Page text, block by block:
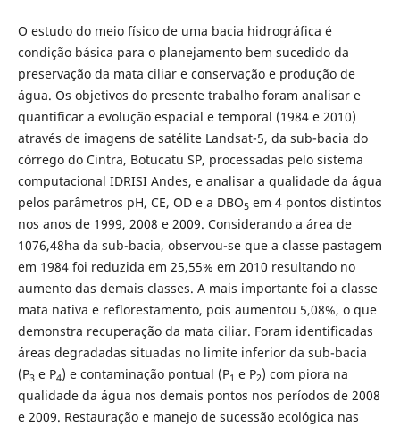
O estudo do meio físico de uma bacia hidrográfica é
condição básica para o planejamento bem sucedido da
preservação da mata ciliar e conservação e produção de
água. Os objetivos do presente trabalho foram analisar e
quantificar a evolução espacial e temporal (1984 e 2010)
através de imagens de satélite Landsat-5, da sub-bacia do
córrego do Cintra, Botucatu SP, processadas pelo sistema
computacional IDRISI Andes, e analisar a qualidade da água
pelos parâmetros pH, CE, OD e a DBO5em 4 pontos distintos
nos anos de 1999, 2008 e 2009. Considerando a área de
1076,48ha da sub-bacia, observou-se que a classe pastagem
em 1984 foi reduzida em 25,55% em 2010 resultando no
aumento das demais classes. A mais importante foi a classe
mata nativa e reflorestamento, pois aumentou 5,08%, o que
demonstra recuperação da mata ciliar. Foram identificadas
áreas degradadas situadas no limite inferior da sub-bacia
(P3 e P4) e contaminação pontual (P1 e P2) com piora na
qualidade da água nos demais pontos nos períodos de 2008
e 2009. Restauração e manejo de sucessão ecológica nas